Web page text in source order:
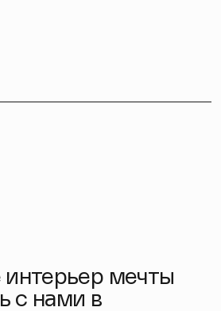
интерьер мечты
с нами в